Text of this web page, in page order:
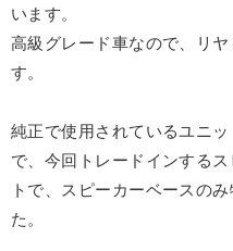
います。
高級グレード車なので、リ
す。
純正で使用されているユニ
で、今回トレードインする
トで、スピーカーベースの
た。